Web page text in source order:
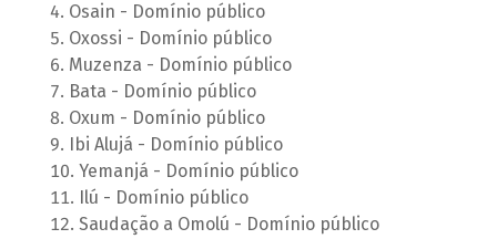
Osain - Domínio público
Oxossi - Domínio público
Muzenza - Domínio público
Bata - Domínio público
Oxum - Domínio público
Ibi Alujá - Domínio público
Yemanjá - Domínio público
Ilú - Domínio público
Saudação a Omolú - Domínio público